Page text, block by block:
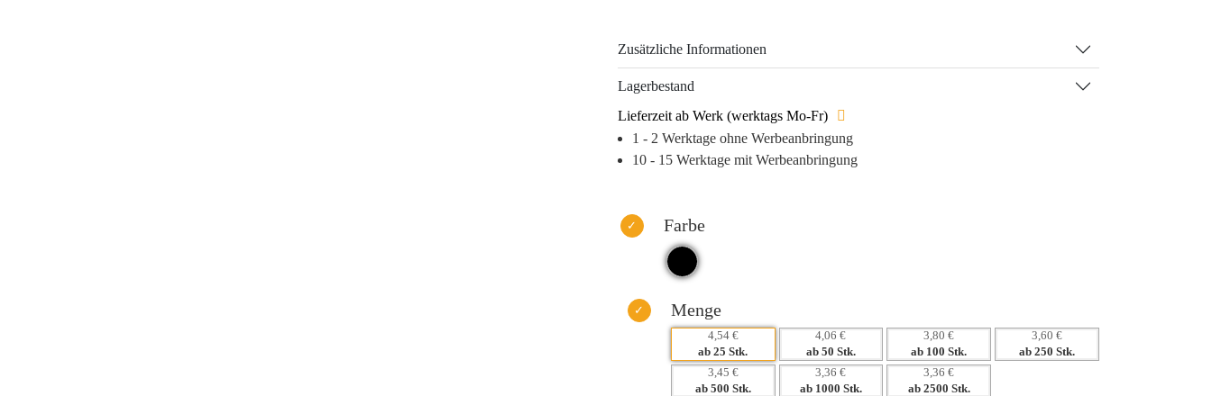
trägt zur positiven Wahrnehmung Ihrer Marke bei.
Warum dieses Produkt Ihre Marke stärkt:
– Hohe Wiedererkennung durch alltäglichen Gebrauch
– Elegantes Design, das Professionalität ausstrahlt
Zusätzliche Informationen
Lagerbestand
Lieferzeit ab Werk (werktags Mo-Fr)
1 - 2 Werktage ohne Werbeanbringung
10 - 15 Werktage mit Werbeanbringung
Farbe
Menge
4,54 €
ab 25 Stk.
4,06 €
ab 50 Stk.
3,80 €
ab 100 Stk.
3,60 €
ab 250 Stk.
3,45 €
ab 500 Stk.
3,36 €
ab 1000 Stk.
3,36 €
ab 2500 Stk.